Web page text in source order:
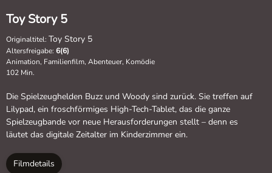
Toy Story 5
Originaltitel: Toy Story 5
Altersfreigabe: 6(6)
Animation, Familienfilm, Abenteuer, Komödie
102 Min.
Die Spielzeughelden Buzz und Woody sind zurück. Sie treffen auf
Lilypad, ein froschförmiges High-Tech-Tablet, das die ganze
Spielzeugbande vor neue Herausforderungen stellt – denn es
läutet das digitale Zeitalter im Kinderzimmer ein.
Filmdetails